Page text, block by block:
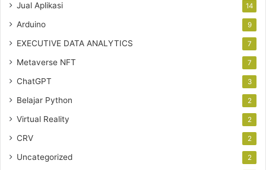
Jual Aplikasi 14
Arduino 9
EXECUTIVE DATA ANALYTICS 7
Metaverse NFT 7
ChatGPT 3
Belajar Python 2
Virtual Reality 2
CRV 2
Uncategorized 2